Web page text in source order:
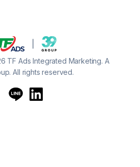
TF Ads Integrated Marketing. A
All rights reserved.